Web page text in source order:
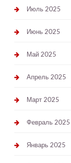
Июль 2025
Июнь 2025
Май 2025
Апрель 2025
Март 2025
Февраль 2025
Январь 2025